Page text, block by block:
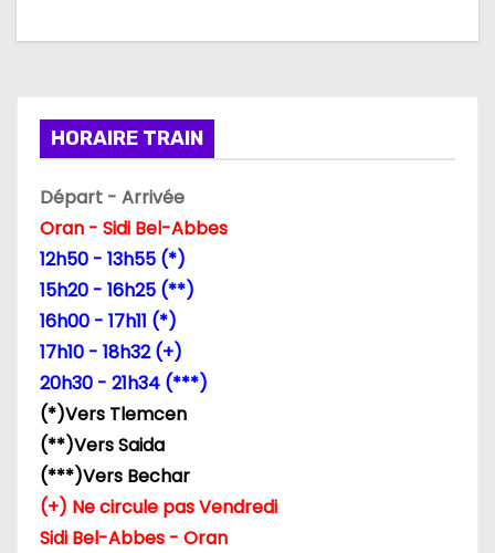
o
n
d
e
a
r
t
HORAIRE TRAIN
Départ - Arrivée
Oran - Sidi Bel-Abbes
12h50 - 13h55 (*)
15h20 - 16h25 (**)
16h00 - 17h11 (*)
17h10 - 18h32 (+)
20h30 - 21h34 (***)
(*)Vers Tlemcen
(**)Vers Saida
(***)Vers Bechar
(+) Ne circule pas Vendredi
Sidi Bel-Abbes - Oran